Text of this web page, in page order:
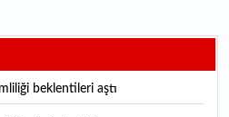
beklentileri aştı